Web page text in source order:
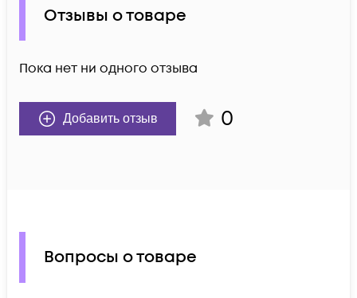
Отзывы о товаре
Пока нет ни одного отзыва
Добавить отзыв 0
Вопросы о товаре